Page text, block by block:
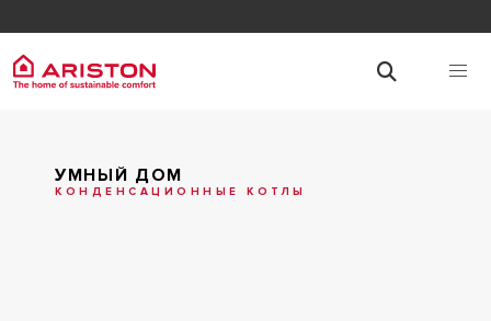
УМНЫЙ ДОМ
КОНДЕНСАЦИОННЫЕ КОТЛЫ